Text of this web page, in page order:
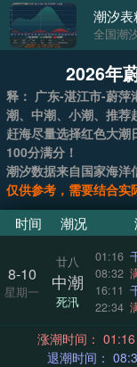
潮汐表
全国潮
2026年
释： 广东-湛江市-蔚萍港,未来15天潮汐表和天气情况简报，包含了大
潮、中潮、小潮、推
赶海尽量选择红色大潮
100分满分！
潮汐数据来自国家海洋
仅供参考，需要结合实
时间 潮况
8-10
星期一
廿八
中潮
死汛
01:16
08:32
16:11
22:34
涨潮时
退潮